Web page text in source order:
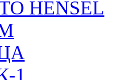
HENSEL
1